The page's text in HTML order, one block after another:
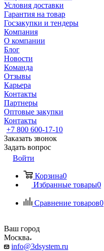
Условия доставки
Гарантия на товар
Госзакупки и тендеры
Компания
О компании
Блог
Новости
Команда
Отзывы
Карьера
Контакты
Партнеры
Оптовые закупки
Контакты
+7 800 600-17-10
Заказать звонок
Задать вопрос
Войти
Корзина0
Избранные товары0
Сравнение товаров0
Ваш город
Москва
info@3dsystem.ru